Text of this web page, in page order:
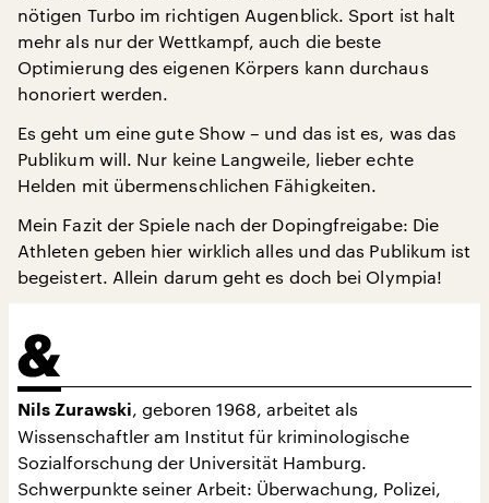
nötigen Turbo im richtigen Augenblick. Sport ist halt
mehr als nur der Wettkampf, auch die beste
Optimierung des eigenen Körpers kann durchaus
honoriert werden.
Es geht um eine gute Show – und das ist es, was das
Publikum will. Nur keine Langweile, lieber echte
Helden mit übermenschlichen Fähigkeiten.
Mein Fazit der Spiele nach der Dopingfreigabe: Die
Athleten geben hier wirklich alles und das Publikum ist
begeistert. Allein darum geht es doch bei Olympia!
Nils Zurawski, geboren 1968, arbeitet als
Wissenschaftler am Institut für kriminologische
Sozialforschung der Universität Hamburg.
Schwerpunkte seiner Arbeit: Überwachung, Polizei,